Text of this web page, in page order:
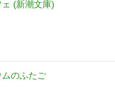
(新潮文庫)
のふたご